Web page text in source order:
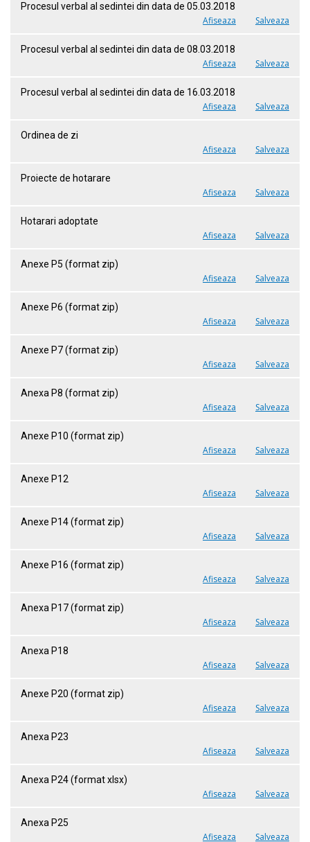
Procesul verbal al sedintei din data de 05.03.2018
Afiseaza Salveaza
Procesul verbal al sedintei din data de 08.03.2018
Afiseaza Salveaza
Procesul verbal al sedintei din data de 16.03.2018
Afiseaza Salveaza
Ordinea de zi
Afiseaza Salveaza
Proiecte de hotarare
Afiseaza Salveaza
Hotarari adoptate
Afiseaza Salveaza
Anexe P5 (format zip)
Afiseaza Salveaza
Anexe P6 (format zip)
Afiseaza Salveaza
Anexe P7 (format zip)
Afiseaza Salveaza
Anexa P8 (format zip)
Afiseaza Salveaza
Anexe P10 (format zip)
Afiseaza Salveaza
Anexe P12
Afiseaza Salveaza
Anexe P14 (format zip)
Afiseaza Salveaza
Anexe P16 (format zip)
Afiseaza Salveaza
Anexa P17 (format zip)
Afiseaza Salveaza
Anexa P18
Afiseaza Salveaza
Anexe P20 (format zip)
Afiseaza Salveaza
Anexa P23
Afiseaza Salveaza
Anexa P24 (format xlsx)
Afiseaza Salveaza
Anexa P25
Afiseaza Salveaza